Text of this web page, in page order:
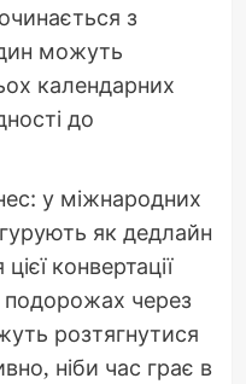
з
можуть
календарних
до
у міжнародних
як дедлайн
конвертації
подорожах через
розтягнутися
ніби час грає в